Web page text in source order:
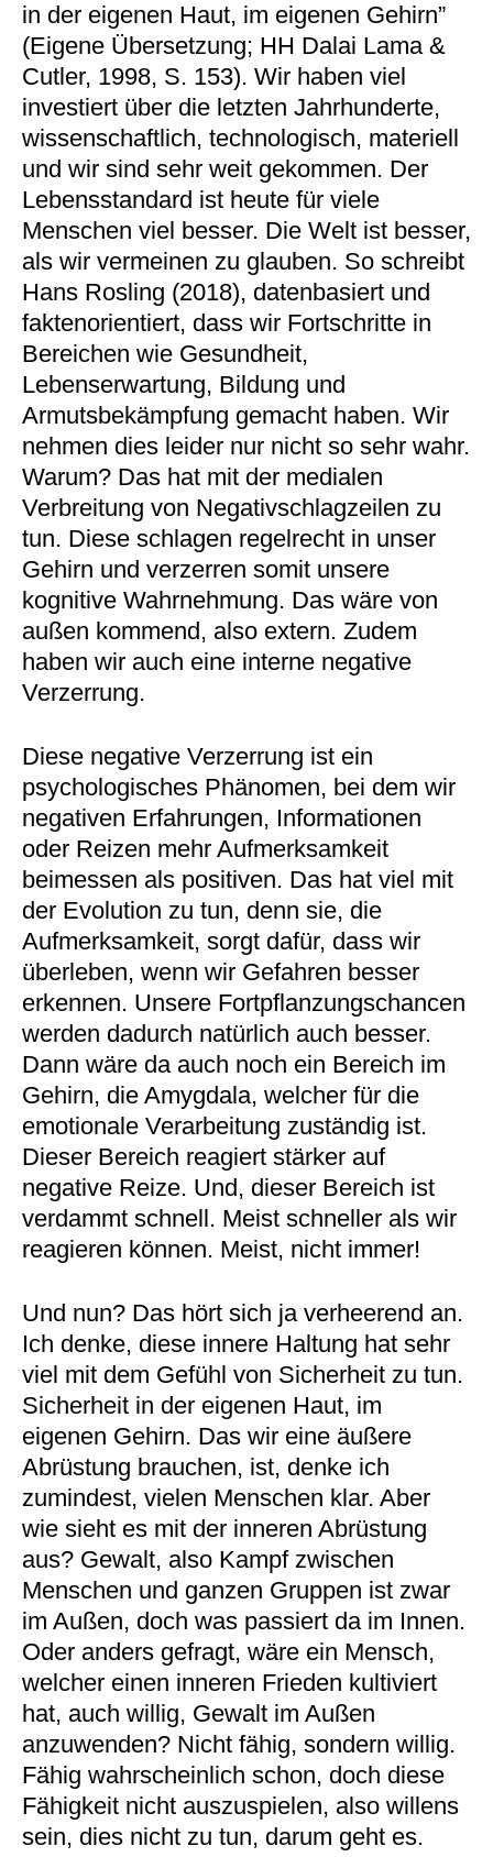
in der eigenen Haut, im eigenen Gehirn”
(Eigene Übersetzung; HH Dalai Lama &
Cutler, 1998, S. 153). Wir haben viel
investiert über die letzten Jahrhunderte,
wissenschaftlich, technologisch, materiell
und wir sind sehr weit gekommen. Der
Lebensstandard ist heute für viele
Menschen viel besser. Die Welt ist besser,
als wir vermeinen zu glauben. So schreibt
Hans Rosling (2018), datenbasiert und
faktenorientiert, dass wir Fortschritte in
Bereichen wie Gesundheit,
Lebenserwartung, Bildung und
Armutsbekämpfung gemacht haben. Wir
nehmen dies leider nur nicht so sehr wahr.
Warum? Das hat mit der medialen
Verbreitung von Negativschlagzeilen zu
tun. Diese schlagen regelrecht in unser
Gehirn und verzerren somit unsere
kognitive Wahrnehmung. Das wäre von
außen kommend, also extern. Zudem
haben wir auch eine interne negative
Verzerrung.
Diese negative Verzerrung ist ein
psychologisches Phänomen, bei dem wir
negativen Erfahrungen, Informationen
oder Reizen mehr Aufmerksamkeit
beimessen als positiven. Das hat viel mit
der Evolution zu tun, denn sie, die
Aufmerksamkeit, sorgt dafür, dass wir
überleben, wenn wir Gefahren besser
erkennen. Unsere Fortpflanzungschancen
werden dadurch natürlich auch besser.
Dann wäre da auch noch ein Bereich im
Gehirn, die Amygdala, welcher für die
emotionale Verarbeitung zuständig ist.
Dieser Bereich reagiert stärker auf
negative Reize. Und, dieser Bereich ist
verdammt schnell. Meist schneller als wir
reagieren können. Meist, nicht immer!
Und nun? Das hört sich ja verheerend an.
Ich denke, diese innere Haltung hat sehr
viel mit dem Gefühl von Sicherheit zu tun.
Sicherheit in der eigenen Haut, im
eigenen Gehirn. Das wir eine äußere
Abrüstung brauchen, ist, denke ich
zumindest, vielen Menschen klar. Aber
wie sieht es mit der inneren Abrüstung
aus? Gewalt, also Kampf zwischen
Menschen und ganzen Gruppen ist zwar
im Außen, doch was passiert da im Innen.
Oder anders gefragt, wäre ein Mensch,
welcher einen inneren Frieden kultiviert
hat, auch willig, Gewalt im Außen
anzuwenden? Nicht fähig, sondern willig.
Fähig wahrscheinlich schon, doch diese
Fähigkeit nicht auszuspielen, also willens
sein, dies nicht zu tun, darum geht es.